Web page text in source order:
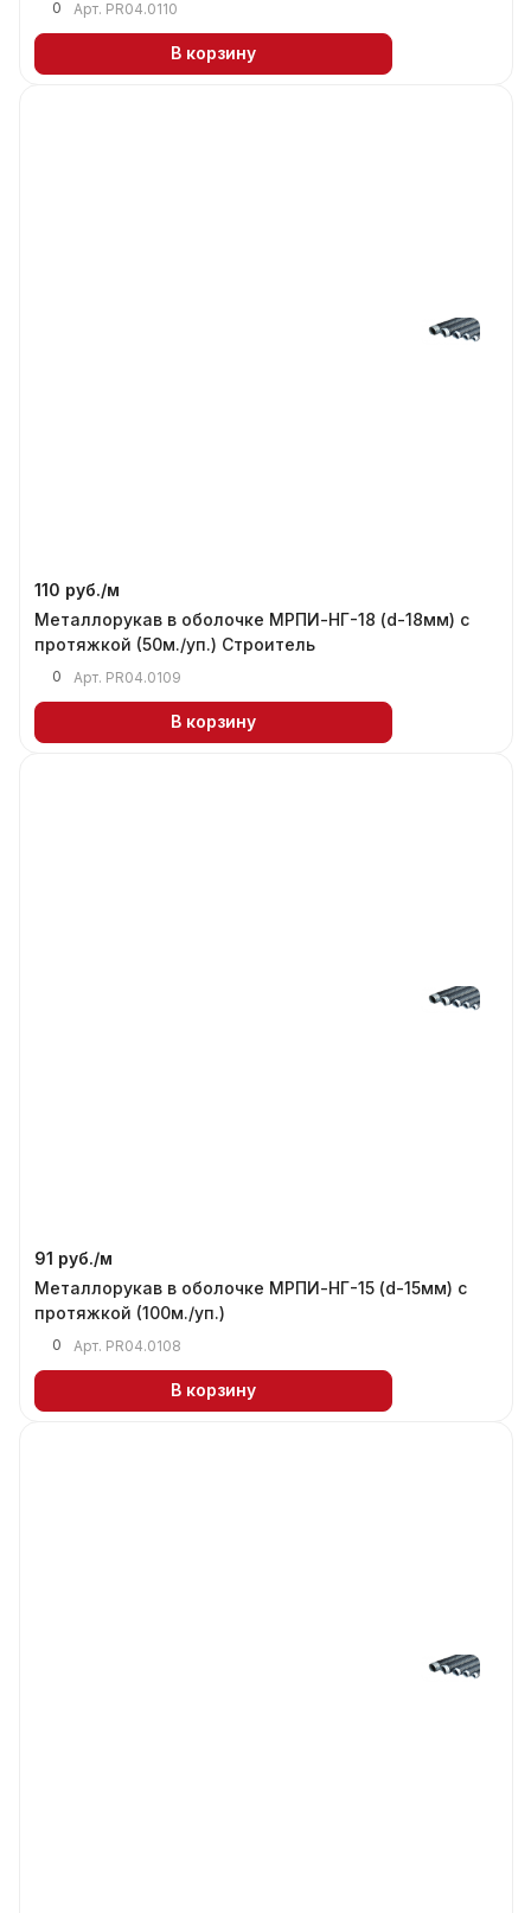
0 Арт. PR04.0110
В корзину
110 руб./м
Металлорукав в оболочке МРПИ-НГ-18 (d-18мм) с
протяжкой (50м./уп.) Строитель
0 Арт. PR04.0109
В корзину
91 руб./м
Металлорукав в оболочке МРПИ-НГ-15 (d-15мм) с
протяжкой (100м./уп.)
0 Арт. PR04.0108
В корзину